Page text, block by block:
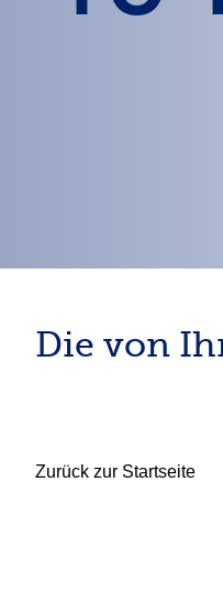
Die von
Zurück zur Startseite